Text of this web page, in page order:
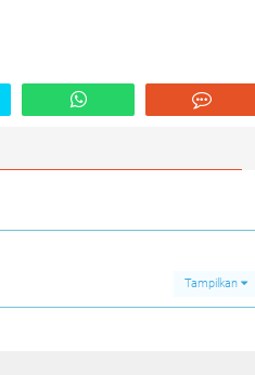
Tampilkan